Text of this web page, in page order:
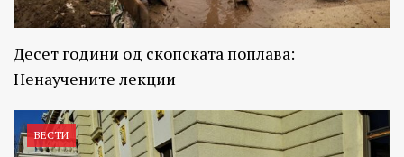
Десет години од скопската поплава:
Ненаучените лекции
ВЕСТИ